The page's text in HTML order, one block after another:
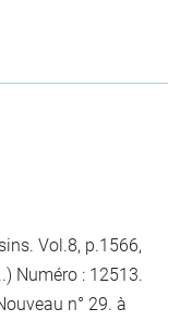
Vol.8, p.1566,
Numéro : 12513.
n° 29. à